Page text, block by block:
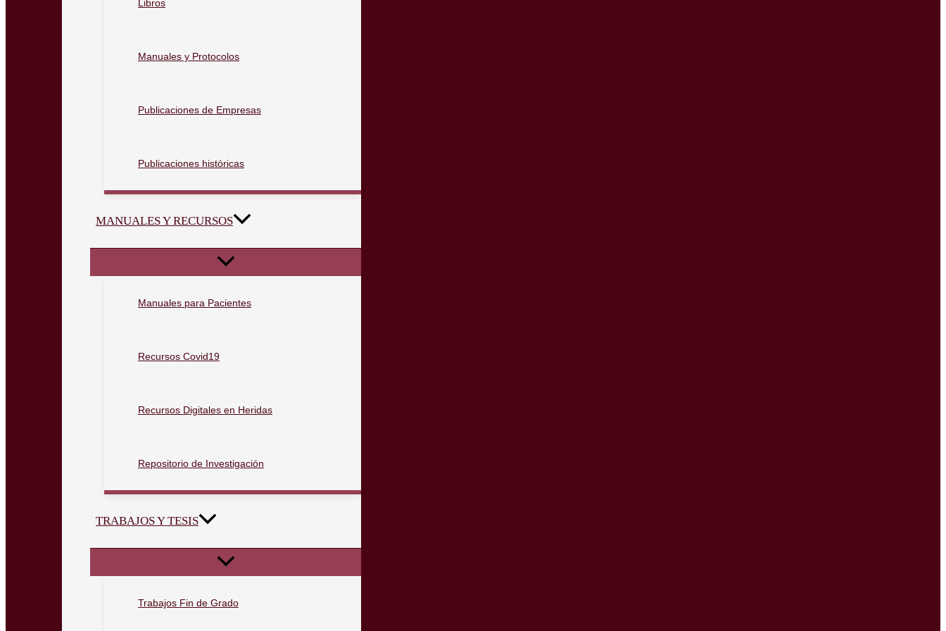
Libros
Manuales y Protocolos
Publicaciones de Empresas
Publicaciones históricas
MANUALES Y RECURSOS
Manuales para Pacientes
Recursos Covid19
Recursos Digitales en Heridas
Repositorio de Investigación
TRABAJOS Y TESIS
Trabajos Fin de Grado